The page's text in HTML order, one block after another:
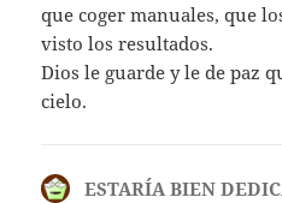
que coger manuales, que
visto los resultados.
Dios le guarde y le de paz
cielo.
ESTARÍA BIEN